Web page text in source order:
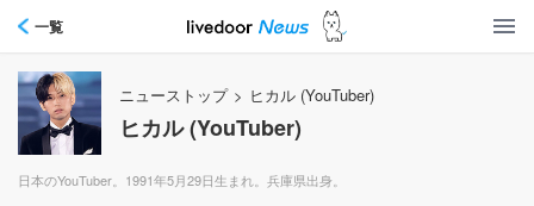
一覧
ニューストップ > ヒカル (YouTuber)
ヒカル (YouTuber)
日本のYouTuber。1991年5月29日生まれ。兵庫県出身。